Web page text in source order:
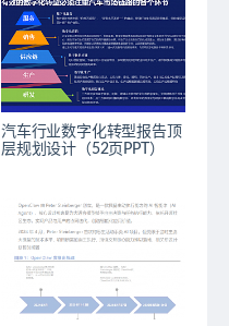
汽车行业数字化转型报告顶
层规划设计（52页PPT）